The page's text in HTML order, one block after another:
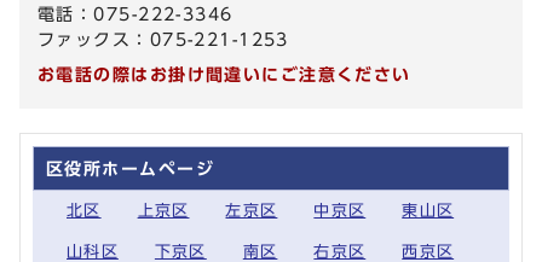
電話：075-222-3346
ファックス：075-221-1253
お電話の際はお掛け間違いにご注意ください
区役所ホームページ
北区 上京区 左京区 中京区 東山区
山科区 下京区 南区 右京区 西京区